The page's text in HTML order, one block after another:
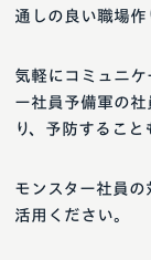
通しの良い職場作
気軽にコミュニ
ー社員予備軍の
り、予防すること
モンスター社員
活用ください。